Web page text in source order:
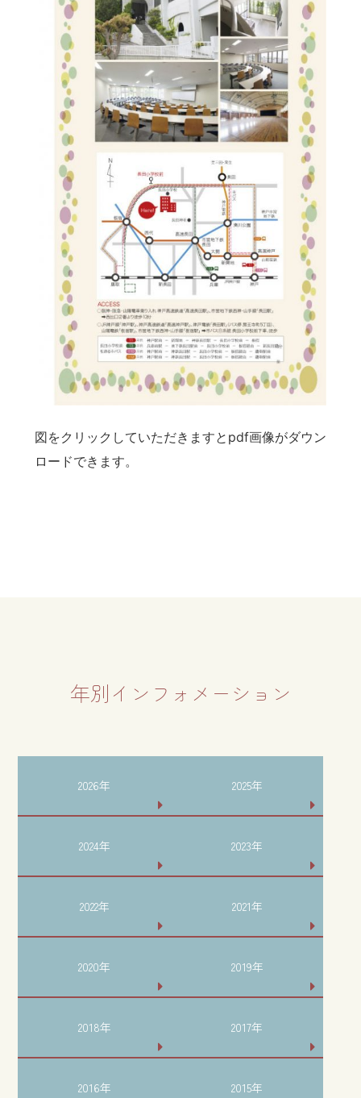
図をクリックしていただきますとpdf画像がダウン
ロードできます。
年別インフォメーション
2026年 2025年
2024年 2023年
2022年 2021年
2020年 2019年
2018年 2017年
2016年 2015年